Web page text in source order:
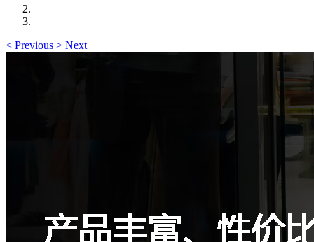
< Previous > Next